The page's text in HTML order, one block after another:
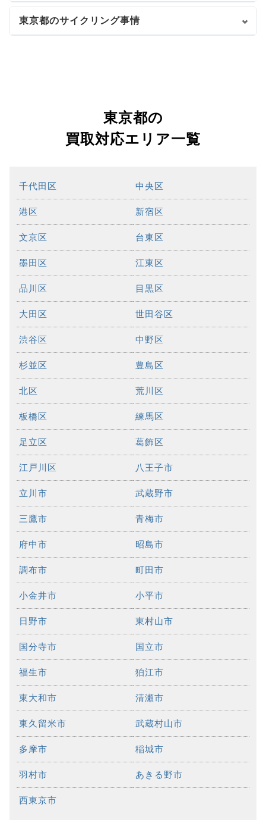
東京都のサイクリング事情
東京都の
買取対応エリア一覧
千代田区 中央区
港区 新宿区
文京区 台東区
墨田区 江東区
品川区 目黒区
大田区 世田谷区
渋谷区 中野区
杉並区 豊島区
北区 荒川区
板橋区 練馬区
足立区 葛飾区
江戸川区 八王子市
立川市 武蔵野市
三鷹市 青梅市
府中市 昭島市
調布市 町田市
小金井市 小平市
日野市 東村山市
国分寺市 国立市
福生市 狛江市
東大和市 清瀬市
東久留米市 武蔵村山市
多摩市 稲城市
羽村市 あきる野市
西東京市